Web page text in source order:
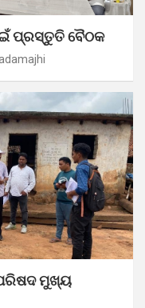
ପ୍ରସ୍ତୁତି ବୈଠକ
ମୁଖ୍ୟ